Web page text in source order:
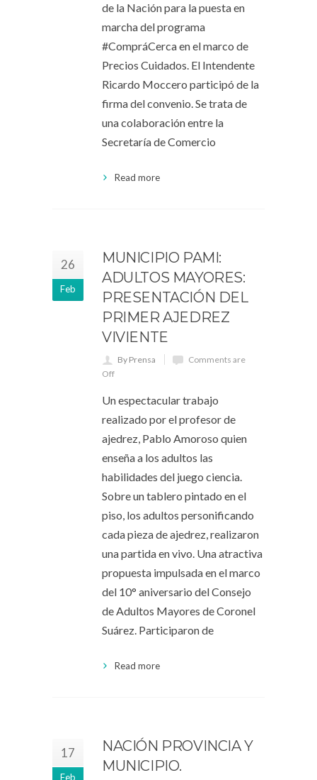
de la Nación para la puesta en
marcha del programa
#CompráCerca en el marco de
Precios Cuidados. El Intendente
Ricardo Moccero participó de la
firma del convenio. Se trata de
una colaboración entre la
Secretaría de Comercio
Read more
26
Feb
MUNICIPIO PAMI:
ADULTOS MAYORES:
PRESENTACIÓN DEL
PRIMER AJEDREZ
VIVIENTE
By Prensa
Comments are
Off
Un espectacular trabajo
realizado por el profesor de
ajedrez, Pablo Amoroso quien
enseña a los adultos las
habilidades del juego ciencia.
Sobre un tablero pintado en el
piso, los adultos personificando
cada pieza de ajedrez, realizaron
una partida en vivo. Una atractiva
propuesta impulsada en el marco
del 10° aniversario del Consejo
de Adultos Mayores de Coronel
Suárez. Participaron de
Read more
17
Feb
NACIÓN PROVINCIA Y
MUNICIPIO.